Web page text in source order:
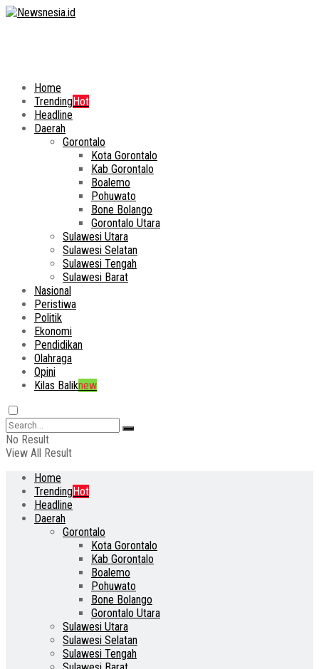
Home
TrendingHot
Headline
Daerah
Gorontalo
Kota Gorontalo
Kab Gorontalo
Boalemo
Pohuwato
Bone Bolango
Gorontalo Utara
Sulawesi Utara
Sulawesi Selatan
Sulawesi Tengah
Sulawesi Barat
Nasional
Peristiwa
Politik
Ekonomi
Pendidikan
Olahraga
Opini
Kilas Baliknew
No Result
View All Result
Home
TrendingHot
Headline
Daerah
Gorontalo
Kota Gorontalo
Kab Gorontalo
Boalemo
Pohuwato
Bone Bolango
Gorontalo Utara
Sulawesi Utara
Sulawesi Selatan
Sulawesi Tengah